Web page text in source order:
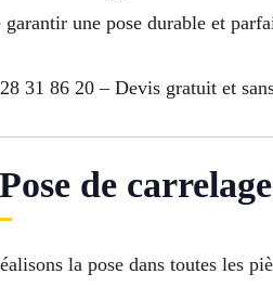
garantir une pose durable et
31 86 20 – Devis gratuit et
Pose de
la pose dans toutes les